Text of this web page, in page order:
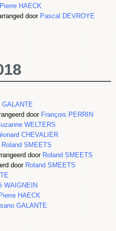
HAECK
door Pascal DEVROYE
GALANTE
door François PERRIN
WELTERS
CHEVALIER
Roland SMEETS
door Roland SMEETS
door Roland SMEETS
WAIGNEIN
HAECK
GALANTE